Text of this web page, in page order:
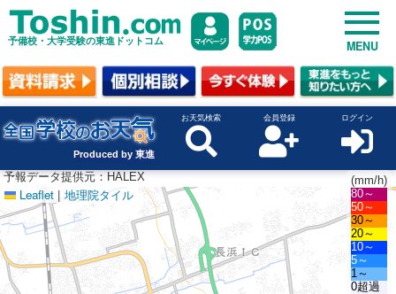
予備校・大学受験の東進ドットコム MENU
Produced by 東進
お天気検索 会員登録 ログイン
Leaflet | 地理院タイル
(mm/h)
80～
50～
30～
20～
10～
5～
1～
0超過
予報データ提供元：HALEX